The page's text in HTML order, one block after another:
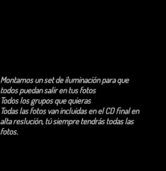
Montamos un set de iluminación para que
todos puedan salir en tus fotos
Todos los grupos que quieras
Todas las fotos van incluidas en el CD final en
alta reslución, tú siempre tendrás todas las
fotos.